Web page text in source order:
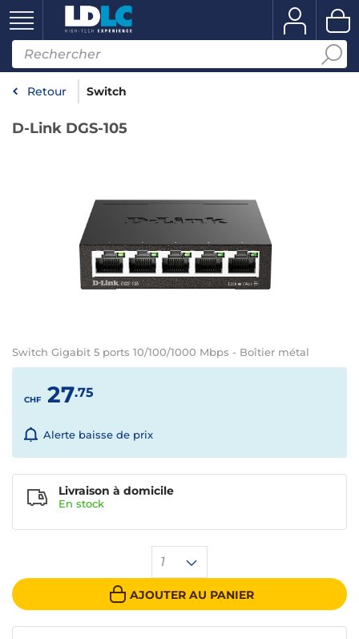
Retour Switch
D-Link DGS-105
Switch Gigabit 5 ports 10/100/1000 Mbps - Boîtier métal
CHF 27.75
Alerte baisse de prix
1
AJOUTER AU PANIER
Livraison à domicile
En stock